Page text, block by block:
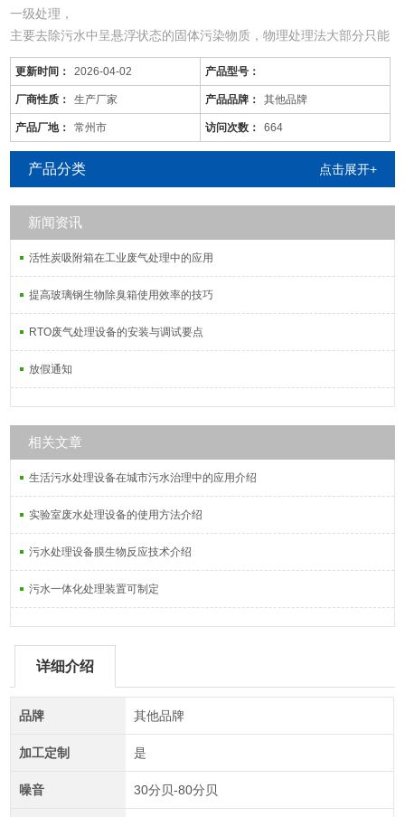
一级处理，
主要去除污水中呈悬浮状态的固体污染物质，物理处理法大部分只能
完成一级处理的要求。经过一级处理的污水，BOD一般可去除30%左
右，达不到排放标准。一级处理属于二级处理的预处理。
二级处理，
主要去除污水中呈胶体和溶解状态的有机污染物质(BOD，COD物
质)，去除率可达90%以上，使有机污染物达到排放标准。
三级处理，
进一步处理难降解的有机物、氮和磷
更新时间： 2026-04-02 产品型号：
厂商性质： 生产厂家 产品品牌： 其他品牌
产品厂地： 常州市 访问次数： 664
产品分类 点击展开+
新闻资讯
活性炭吸附箱在工业废气处理中的应用
提高玻璃钢生物除臭箱使用效率的技巧
RTO废气处理设备的安装与调试要点
放假通知
相关文章
生活污水处理设备在城市污水治理中的应用介绍
实验室废水处理设备的使用方法介绍
污水处理设备膜生物反应技术介绍
污水一体化处理装置可制定
详细介绍
品牌 其他品牌
加工定制 是
噪音 30分贝-80分贝